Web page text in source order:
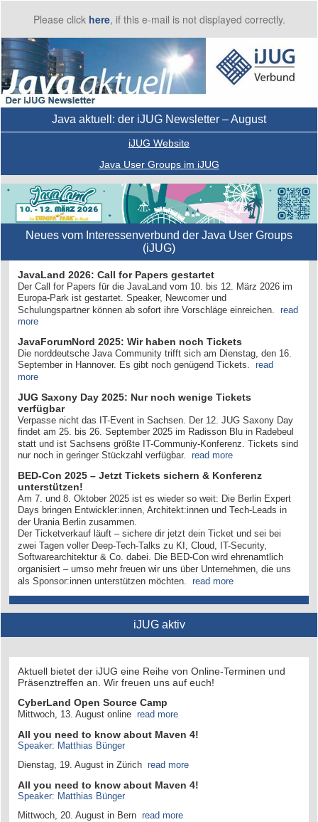
Please click here, if this e-mail is not displayed correctly.
Java aktuell: der iJUG Newsletter – August
iJUG Website
Java User Groups im iJUG
Neues vom Interessenverbund der Java User Groups
(iJUG)
JavaLand 2026: Call for Papers gestartet
Der Call for Papers für die JavaLand vom 10. bis 12. März 2026 im
Europa-Park ist gestartet. Speaker, Newcomer und
Schulungspartner können ab sofort ihre Vorschläge einreichen.
read
more
JavaForumNord 2025: Wir haben noch Tickets
Die norddeutsche Java Community trifft sich am Dienstag, den 16.
September in Hannover. Es gibt noch genügend Tickets. read
more
JUG Saxony Day 2025: Nur noch wenige Tickets
verfügbar
Verpasse nicht das IT-Event in Sachsen. Der 12. JUG Saxony Day
findet am 25. bis 26. September 2025 im Radisson Blu in Radebeul
statt und ist Sachsens größte IT-Communiy-Konferenz. Tickets sind
nur noch in geringer Stückzahl verfügbar. read more
BED-Con 2025 – Jetzt Tickets sichern & Konferenz
unterstützen!
Am 7. und 8. Oktober 2025 ist es wieder so weit: Die Berlin Expert
Days bringen Entwickler:innen, Architekt:innen und Tech-Leads in
der Urania Berlin zusammen.
Der Ticketverkauf läuft – sichere dir jetzt dein Ticket und sei bei
zwei Tagen voller Deep-Tech-Talks zu KI, Cloud, IT-Security,
Softwarearchitektur & Co. dabei. Die BED-Con wird ehrenamtlich
organisiert – umso mehr freuen wir uns über Unternehmen, die uns
als Sponsor:innen unterstützen möchten.
read more
iJUG aktiv
Aktuell bietet der iJUG eine Reihe von Online-Terminen und
Präsenztreffen an. Wir freuen uns auf euch!
CyberLand Open Source Camp
Mittwoch, 13. August online read more
All you need to know about Maven 4!
Speaker: Matthias Bünger
Dienstag, 19. August in Zürich read more
All you need to know about Maven 4!
Speaker: Matthias Bünger
Mittwoch, 20. August in Bern read more